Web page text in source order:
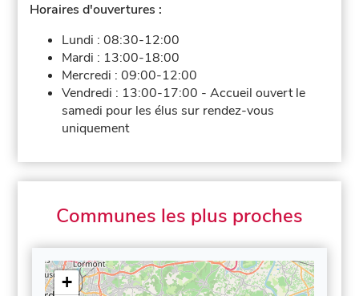
Horaires d'ouvertures :
Lundi :08:30-12:00
Mardi : 13:00-18:00
Mercredi :09:00-12:00
Vendredi : 13:00-17:00 -Accueil ouvert le
samedi pour les élus sur rendez-vous
uniquement
Communes les plus proches
+